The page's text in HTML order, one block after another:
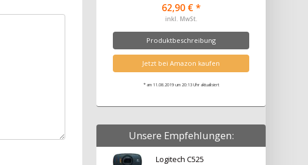
62,90 € *
inkl. MwSt.
Produktbeschreibung
Jetzt bei Amazon kaufen
* am 11.08.2019 um 20:13 Uhr aktualisiert
Unsere Empfehlungen:
Logitech C525